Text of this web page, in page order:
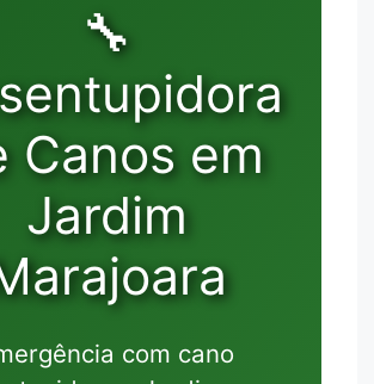
🔧
Canos em
Jardim
com cano